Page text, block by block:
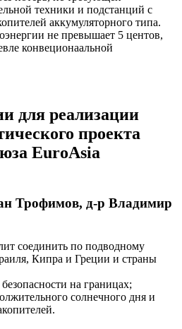
техники и подстанций с
аккумуляторного типа.
не превышает 5 центов,
конвеционаальной
для реализации
проекта
EuroAsia
Трофимов, д-р Владимир
соединить по подводному
Кипра и Греции и страны
на границах;
солнечного дня и